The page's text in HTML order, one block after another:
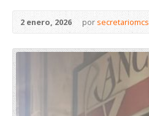
2 enero, 2026 porsecretariomcs